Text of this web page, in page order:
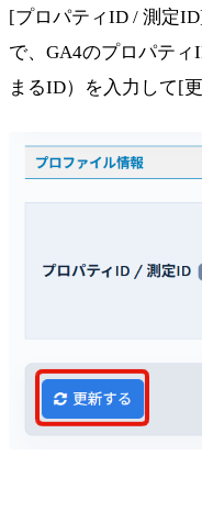
[プロパティID / 測定
で、GA4のプロパテ
まるID）を入力して[